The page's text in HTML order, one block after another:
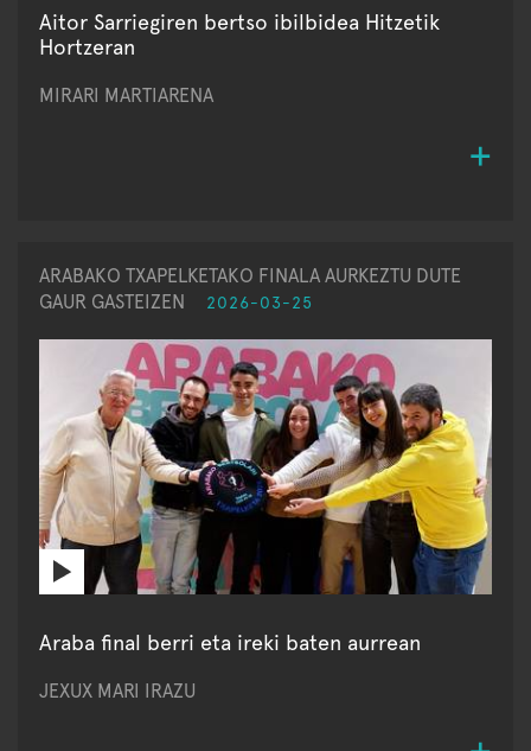
Aitor Sarriegiren bertso ibilbidea Hitzetik
Hortzeran
MIRARI MARTIARENA
ARABAKO TXAPELKETAKO FINALA AURKEZTU DUTE
GAUR GASTEIZEN
2026-03-25
Araba final berri eta ireki baten aurrean
JEXUX MARI IRAZU